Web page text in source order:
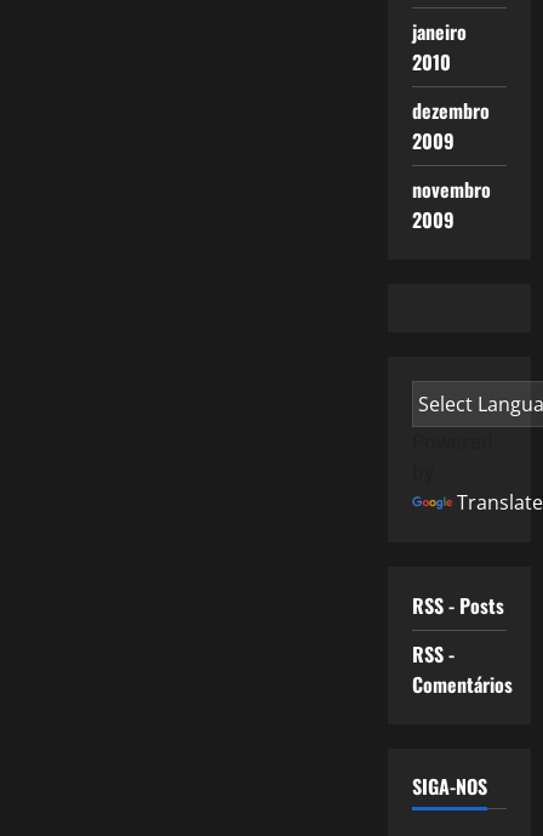
janeiro
2010
dezembro
2009
novembro
2009
Translate
RSS - Posts
RSS -
Comentários
SIGA-NOS